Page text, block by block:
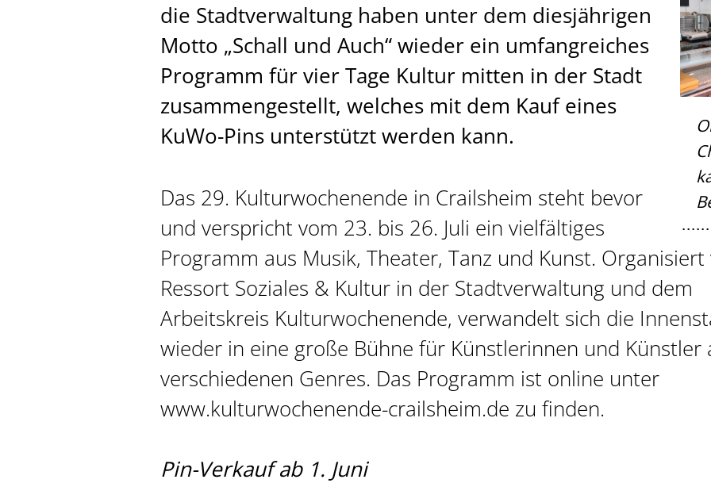
die Stadtverwaltung haben unter dem diesjährigen
Motto „Schall und Auch“ wieder ein umfangreiches
Programm für vier Tage Kultur mitten in der Stadt
zusammengestellt, welches mit dem Kauf eines
KuWo-Pins unterstützt werden kann.
Das 29. Kulturwochenende in Crailsheim steht bevor
und verspricht vom 23. bis 26. Juli ein vielfältiges
Programm aus Musik, Theater, Tanz und Kunst. Organisiert
Ressort Soziales & Kultur in der Stadtverwaltung und dem
Arbeitskreis Kulturwochenende, verwandelt sich die
wieder in eine große Bühne für Künstlerinnen und Künstler
verschiedenen Genres. Das Programm ist online unter
www.kulturwochenende-crailsheim.de zu finden.
Pin-Verkauf ab 1. Juni